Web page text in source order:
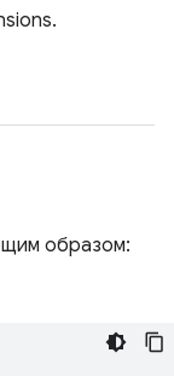
образом: